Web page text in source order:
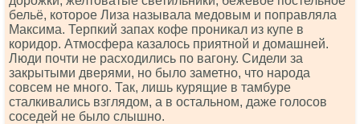
бельё, которое Лиза называла медовым и поправляла
Максима. Терпкий запах кофе проникал из купе в
коридор. Атмосфера казалось приятной и домашней.
Люди почти не расходились по вагону. Сидели за
закрытыми дверями, но было заметно, что народа
совсем не много. Так, лишь курящие в тамбуре
сталкивались взглядом, а в остальном, даже голосов
соседей не было слышно.